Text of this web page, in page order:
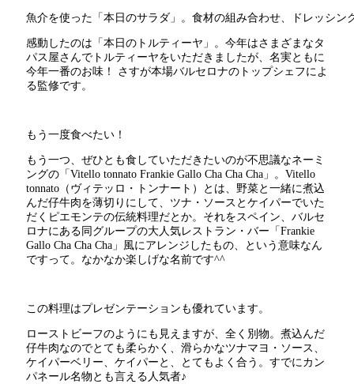
魚介を使った「本日のサラダ」。食材の組み合わせ、ドレッシン
感動したのは「本日のトルティーヤ」。今年はさまざまなタ
パス屋さんでトルティーヤをいただきましたが、名実ともに
今年一番のお味！ さすが本場バルセロナのトップシェフによ
る監修です。
もう一度食べたい！
もう一つ、ぜひとも食していただきたいのが不思議なネーミ
ングの「Vitello tonnato Frankie Gallo Cha Cha Cha」。Vitello
tonnato（ヴィテッロ・トンナート）とは、野菜と一緒に煮込
んだ仔牛肉を薄切りにして、ツナ・ソースとケイパーでいた
だくピエモンテの伝統料理だとか。それをスペイン、バルセ
ロナにある同グループの大人気レストラン・バー「Frankie
Gallo Cha Cha Cha」風にアレンジしたもの、という意味なん
ですって。なかなか楽しげな名前です^^
この料理はプレゼンテーションも優れています。
ローストビーフのようにも見えますが、全く別物。煮込んだ
仔牛肉なのでとても柔らかく、滑らかなツナマヨ・ソース、
ケイパーベリー、ケイパーと、とてもよく合う。すでにカン
パネール名物とも言える人気者♪